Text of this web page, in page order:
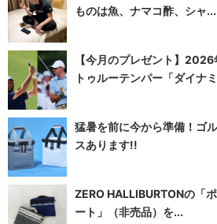
ものは魚、ナマコ酢、シャ...
【今月のプレゼント】
トゥルーテンパー「ダイナ
猛暑を前に今から準備！ゴ
スあります!!
ZERO HALLIBURTONの「
ート」（非売品）を...